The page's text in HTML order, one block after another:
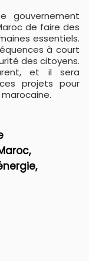
gouvernement
de faire des
essentiels.
à court
des citoyens.
et il sera
projets pour